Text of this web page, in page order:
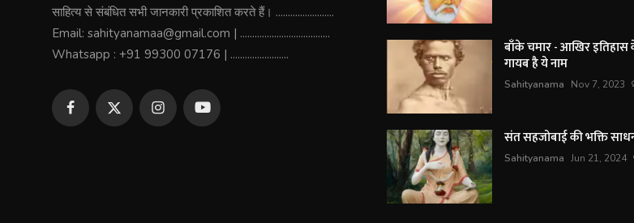
साहित्य से संबंधित सभी जानकारी प्रकाशित करते हैं। ........................
Email: sahityanamaa@gmail.com | .....................................
Whatsapp : +91 99300 07176 | ........................
बाँके चमार - आखिर इतिहास
गायब है ये नाम
Sahityanama Nov 7, 2023
संत सहजोबाई की भक्ति
Sahityanama Jun 21, 2024